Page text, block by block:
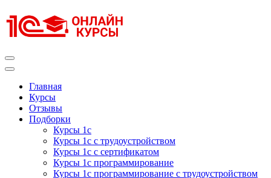
к
содержимому
Главная
Курсы
Отзывы
Подборки
Курсы 1с
Курсы 1с с трудоустройством
Курсы 1с с сертификатом
Курсы 1с программирование
Курсы 1с программирование с трудоустройством